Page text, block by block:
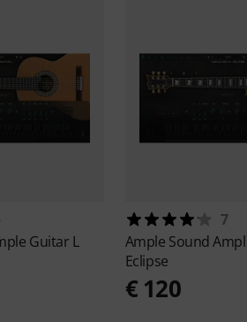
Guitar L
7
Ample Sound
Eclipse
€ 120